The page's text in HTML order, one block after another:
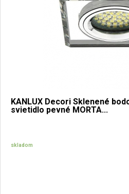
KANLUX Decori Sklenené
svietidlo pevné MORTA...
skladom